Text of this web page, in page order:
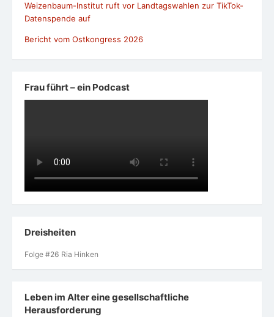
Weizenbaum-Institut ruft vor Landtagswahlen zur TikTok-
Datenspende auf
Bericht vom Ostkongress 2026
Frau führt – ein Podcast
Dreisheiten
Folge #26 Ria Hinken
Leben im Alter eine gesellschaftliche
Herausforderung